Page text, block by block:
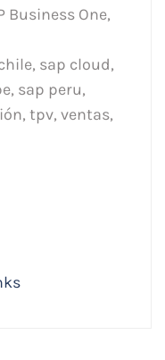
Business One,
, sap cloud,
, sap peru,
, tpv, ventas,